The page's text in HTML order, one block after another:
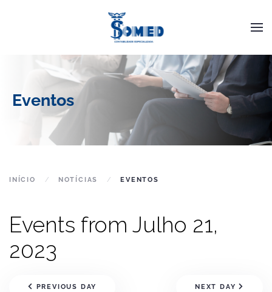
Eventos
INÍCIO NOTÍCIAS EVENTOS
Events from Julho 21,
2023
PREVIOUS DAY NEXT DAY